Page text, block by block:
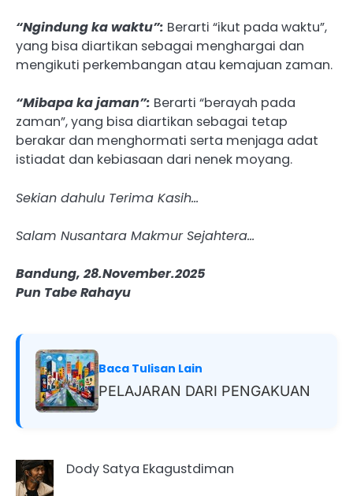
“Ngindung ka waktu”: Berarti “ikut pada waktu”,
yang bisa diartikan sebagai menghargai dan
mengikuti perkembangan atau kemajuan zaman.
“Mibapa ka jaman”: Berarti “berayah pada
zaman”, yang bisa diartikan sebagai tetap
berakar dan menghormati serta menjaga adat
istiadat dan kebiasaan dari nenek moyang.
Sekian dahulu Terima Kasih…
Salam Nusantara Makmur Sejahtera…
Bandung, 28.November.2025
Pun Tabe Rahayu
Baca Tulisan Lain
PELAJARAN DARI PENGAKUAN
Dody Satya Ekagustdiman